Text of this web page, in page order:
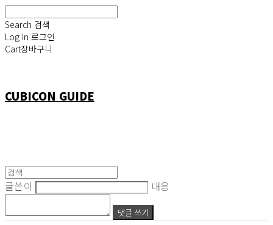
Search 검색
Log In 로그인
Cart장바구니
CUBICON GUIDE
글쓴이 내용
댓글 쓰기